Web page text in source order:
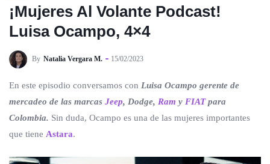
¡Mujeres Al Volante Podcast!
Luisa Ocampo, 4×4
By Natalia Vergara M. 15/02/2023
En este episodio conversamos con Luisa Ocampo gerente de
mercadeo de las marcas Jeep, Dodge, Ram y FIATpara
Colombia. Sin duda, Ocampo es una de las mujeres importantes
que tiene Astara.